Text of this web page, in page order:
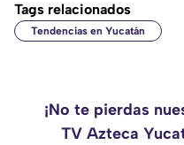
Tags relacionados
Tendencias en Yucatán
¡No te pierdas
TV Azteca